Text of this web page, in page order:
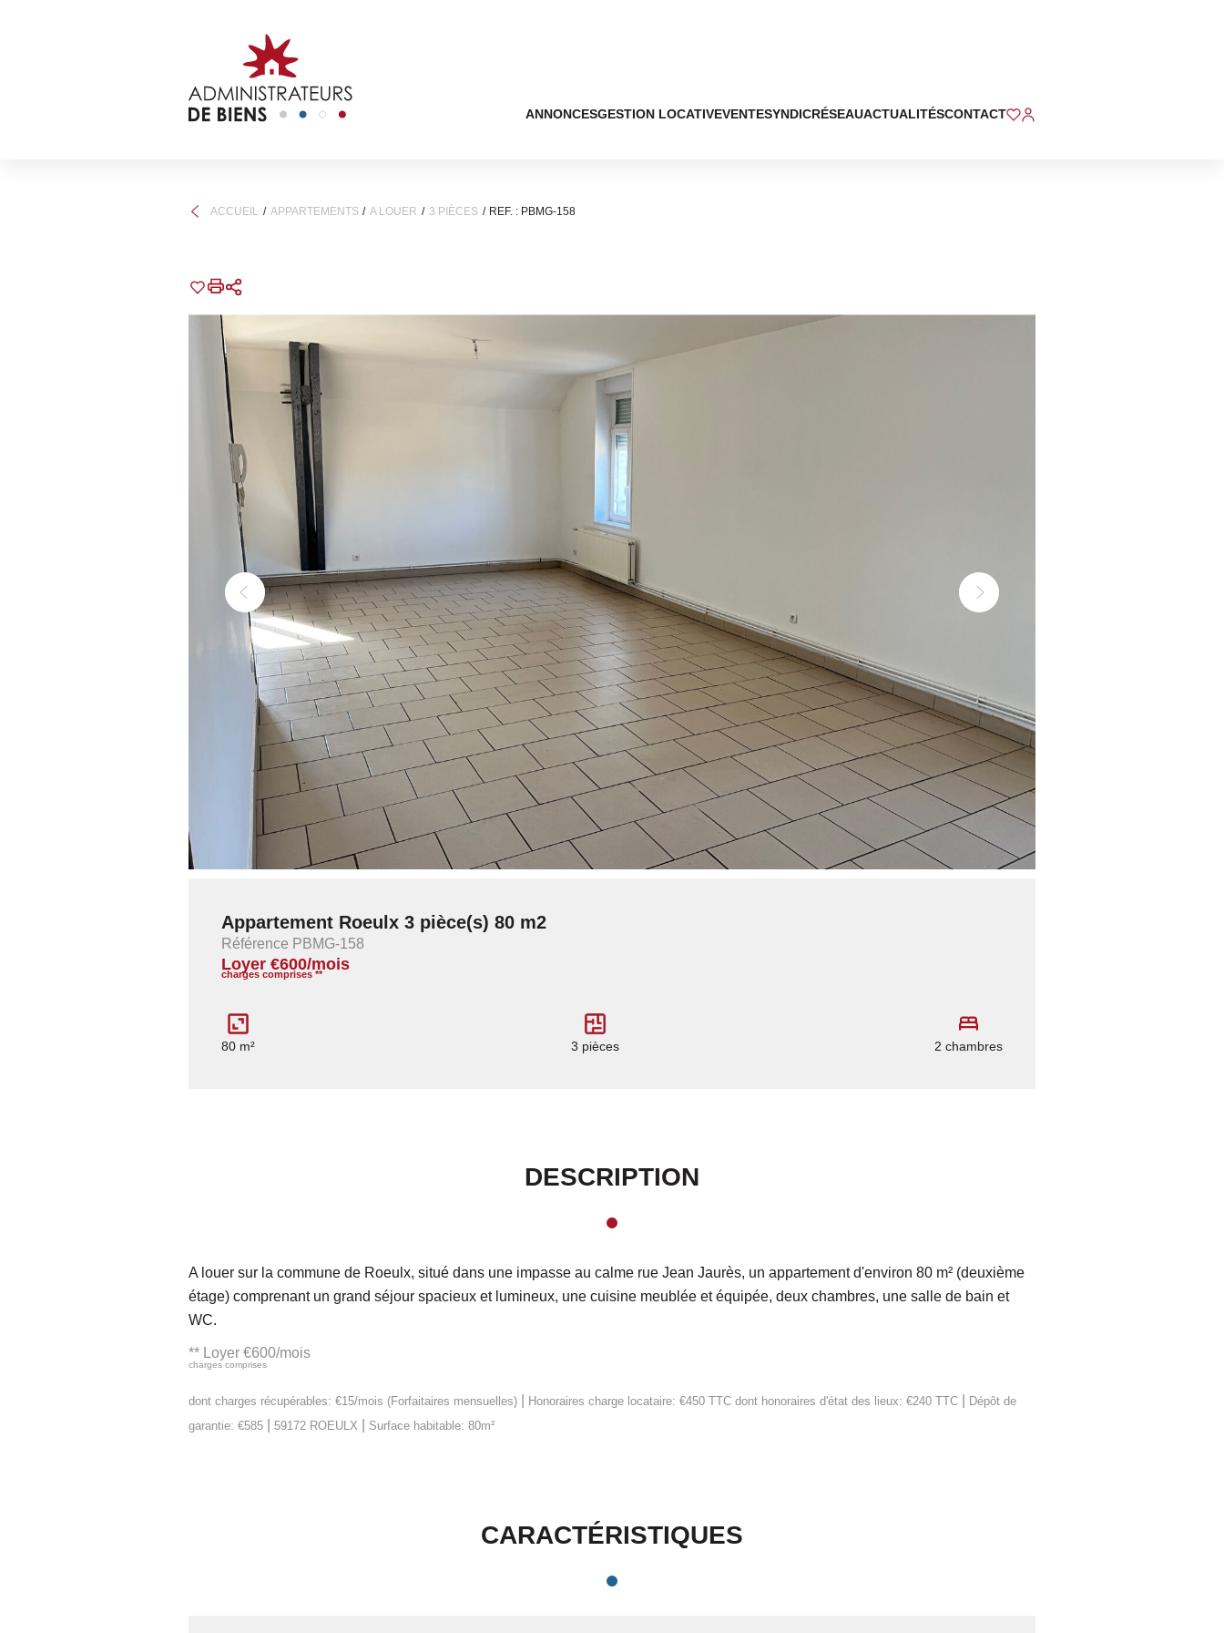
ANNONCESGESTION LOCATIVEVENTESYNDICRÉSEAUACTUALITÉSCONTACT
ACCUEIL APPARTEMENTS A LOUER 3 PIÈCES REF. : PBMG-158
Appartement Roeulx 3 pièce(s) 80 m2
Référence PBMG-158
Loyer €600/mois
charges comprises **
80 m² 3 pièces 2 chambres
DESCRIPTION
A louer sur la commune de Roeulx, situé dans une impasse au calme rue Jean Jaurès, un appartement d'environ 80 m² (deuxième
étage) comprenant un grand séjour spacieux et lumineux, une cuisine meublée et équipée, deux chambres, une salle de bain et
WC.
** Loyer €600/mois
charges comprises
dont charges récupérables: €15/mois (Forfaitaires mensuelles) Honoraires charge locataire: €450 TTC dont honoraires d'état des lieux: €240 TTC
Dépôt de
garantie: €585
59172 ROEULX Surface habitable: 80m²
CARACTÉRISTIQUES